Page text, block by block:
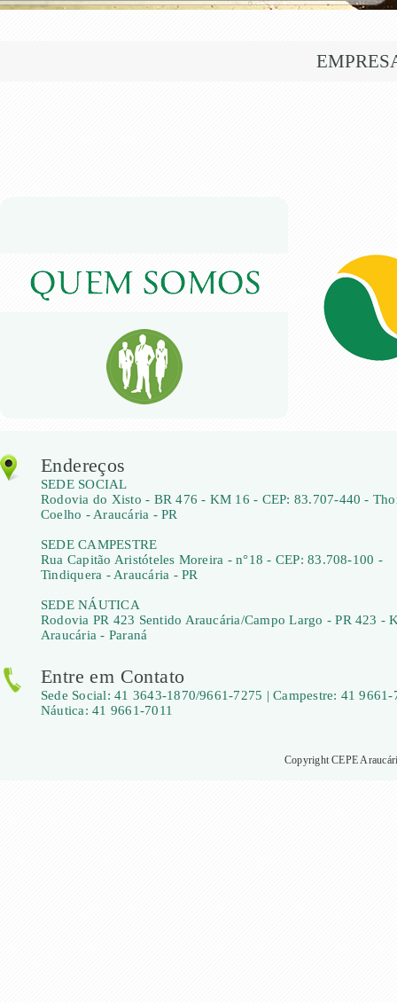
Endereços
SEDE SOCIAL
Rodovia do Xisto - BR 476 - KM 16 - CEP: 83.707-440 -
Coelho - Araucária - PR
SEDE CAMPESTRE
Rua Capitão Aristóteles Moreira - n°18 - CEP: 83.708-100 -
Tindiquera - Araucária - PR
SEDE NÁUTICA
Rodovia PR 423 Sentido Araucária/Campo Largo - PR 423 -
Araucária - Paraná
Entre em Contato
Sede Social: 41 3643-1870/9661-7275 | Campestre: 41 9661-
Náutica: 41 9661-7011
Copyright CEPE